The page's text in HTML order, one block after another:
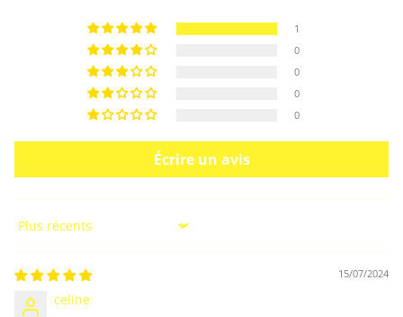
1
0
0
0
0
Écrire un avis
Sort by
15/07/2024
celine